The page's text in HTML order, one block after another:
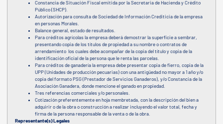
Constancia de Situación Fiscal emitida por la Secretaria de Hacienda y Crédito
Público (SHCP).
Autorización para consulta de Sociedad de Información Crediticia de la empresa
en personas Morales.
Balance general, estado de resultados.
Para créditos agrícolas la empresa deberá demostrar la superficie a sembrar,
presentando copia de los títulos de propiedad a su nombre o contratos de
arrendamiento los cuales debe acompañar de la copia del título y copia de la
identificación oficial de la persona que le renta las parcelas.
Para créditos de ganadería la empresa debe presentar copia de fierro, copia de la
UPP (Unidades de producción pecuarias) con una antigüedad no mayor a 1 año y/o
copia del formato PSG (Prestador de Servicios Ganaderos), y/o Constancia de la
Asociación Ganadera, donde mencione el ganado en propiedad.
Tres referencias comerciales y/o personales.
Cotización preferentemente en hoja membretada, con la descripción del bien a
adquirir o de la obra o construcción a realizar incluyendo el valor total, fecha y
firma de la persona responsable de la venta o de la obra.
Representante(s) Legales